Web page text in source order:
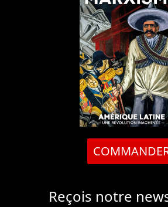
Reçois notre